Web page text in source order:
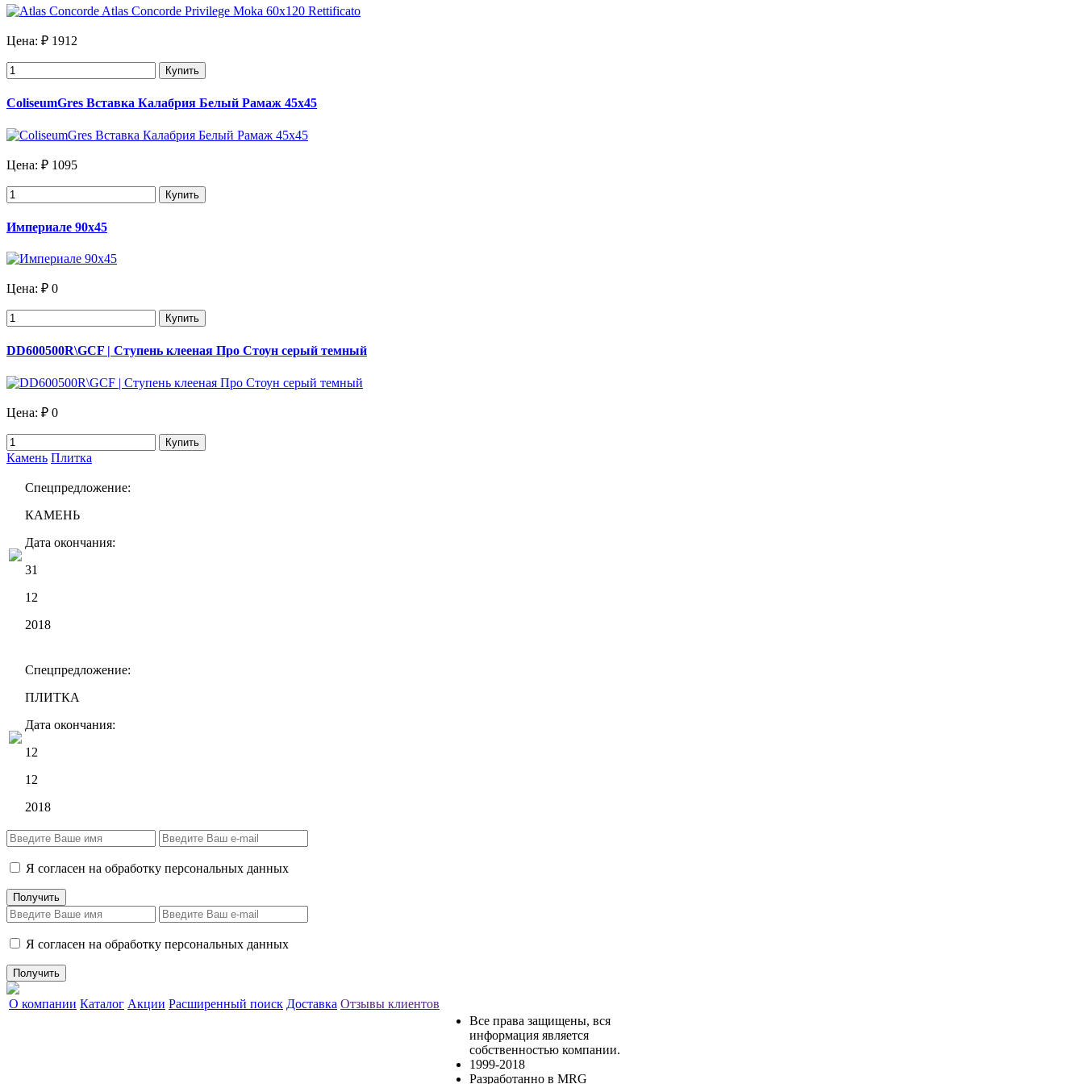
Цена: ₽ 1912
Купить
ColiseumGres Вставка Калабрия Белый Рамаж 45х45
Цена: ₽ 1095
Купить
Империале 90х45
Цена: ₽ 0
Купить
DD600500R\GCF | Ступень клееная Про Стоун серый темный
Цена: ₽ 0
Купить
Камень Плитка
Спецпредложение:
КАМЕНЬ
Дата окончания:
31
12
2018
Спецпредложение:
ПЛИТКА
Дата окончания:
12
12
2018
Я согласен на обработку персональных данных
Я согласен на обработку персональных данных
О компании Каталог Акции Расширенный поиск Доставка Отзывы клиентов
Все права защищены, вся
информация является
собственностью компании.
1999-2018
Разработанно в MRG